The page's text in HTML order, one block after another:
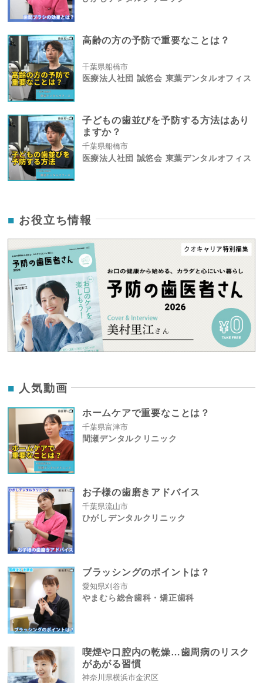
高齢の方の予防で重要なことは？
千葉県船橋市
医療法人社団 誠悠会 東葉デンタルオフィス
子どもの歯並びを予防する方法はあり
ますか？
千葉県船橋市
医療法人社団 誠悠会 東葉デンタルオフィス
お役立ち情報
人気動画
ホームケアで重要なことは？
千葉県富津市
間瀬デンタルクリニック
お子様の歯磨きアドバイス
千葉県流山市
ひがしデンタルクリニック
ブラッシングのポイントは？
愛知県刈谷市
やまむら総合歯科・矯正歯科
喫煙や口腔内の乾燥…歯周病のリスク
があがる習慣
神奈川県横浜市金沢区